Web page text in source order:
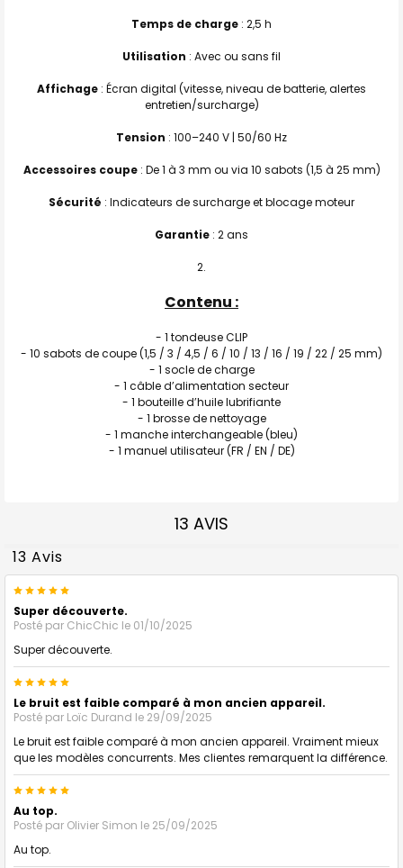
Temps de charge : 2,5 h
Utilisation : Avec ou sans fil
Affichage : Écran digital (vitesse, niveau de batterie, alertes
entretien/surcharge)
Tension : 100–240 V | 50/60 Hz
Accessoires coupe: De 1 à 3 mm ou via 10 sabots (1,5 à 25 mm)
Sécurité : Indicateurs de surcharge et blocage moteur
Garantie : 2 ans
Contenu :
- 1 tondeuse CLIP
- 10 sabots de coupe (1,5 / 3 / 4,5 / 6 / 10 / 13 / 16 / 19 / 22 / 25 mm)
- 1 socle de charge
- 1 câble d’alimentation secteur
- 1 bouteille d’huile lubrifiante
- 1 brosse de nettoyage
- 1 manche interchangeable (bleu)
- 1 manuel utilisateur (FR / EN / DE)
13 AVIS
13 Avis
5
Super découverte.
Posté par ChicChic le 01/10/2025
Super découverte.
5
Le bruit est faible comparé à mon ancien appareil.
Posté par Loïc Durand le 29/09/2025
Le bruit est faible comparé à mon ancien appareil. Vraiment mieux
que les modèles concurrents. Mes clientes remarquent la différence.
5
Au top.
Posté par Olivier Simon le 25/09/2025
Au top.